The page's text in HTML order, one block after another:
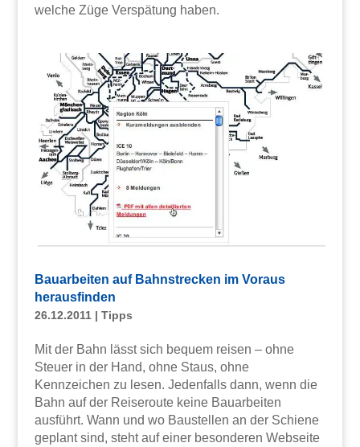
welche Züge Verspätung haben.
Bauarbeiten auf Bahnstrecken im Voraus
herausfinden
26.12.2011| Tipps
Mit der Bahn lässt sich bequem reisen – ohne
Steuer in der Hand, ohne Staus, ohne
Kennzeichen zu lesen. Jedenfalls dann, wenn die
Bahn auf der Reiseroute keine Bauarbeiten
ausführt. Wann und wo Baustellen an der Schiene
geplant sind, steht auf einer besonderen Webseite